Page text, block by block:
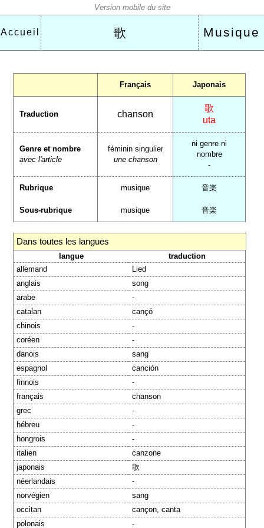
Accueil 歌 Musique
Français Japonais
Traduction chanson
歌
uta
Genre et nombre
avec l'article
féminin singulier
une chanson
ni genre ni
nombre
-
Rubrique musique 音楽
Sous-rubrique musique 音楽
Dans toutes les langues
langue
traduction
allemand
Lied
anglais
song
arabe
-
catalan
cançó
chinois
-
coréen
-
danois
sang
espagnol
canción
finnois
-
français
chanson
grec
-
hébreu
-
hongrois
-
italien
canzone
japonais
歌
néerlandais
-
norvégien
sang
occitan
cançon, canta
polonais
-